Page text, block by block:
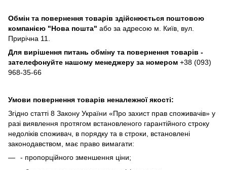
Обмін та повернення товарів здійснюється поштовою
компанією "Нова пошта" або за адресою м. Київ, вул.
Прирічна 11.
Для вирішення питань обміну та повернення товарів -
зателефонуйте нашому менеджеру за номером +38 (093)
968-35-66
Умови повернення товарів неналежної якості:
Згідно статті 8 Закону України «Про захист прав споживачів» у
разі виявлення протягом встановленого гарантійного строку
недоліків споживач, в порядку та в строки, встановлені
законодавством, має право вимагати:
- пропорційного зменшення ціни;